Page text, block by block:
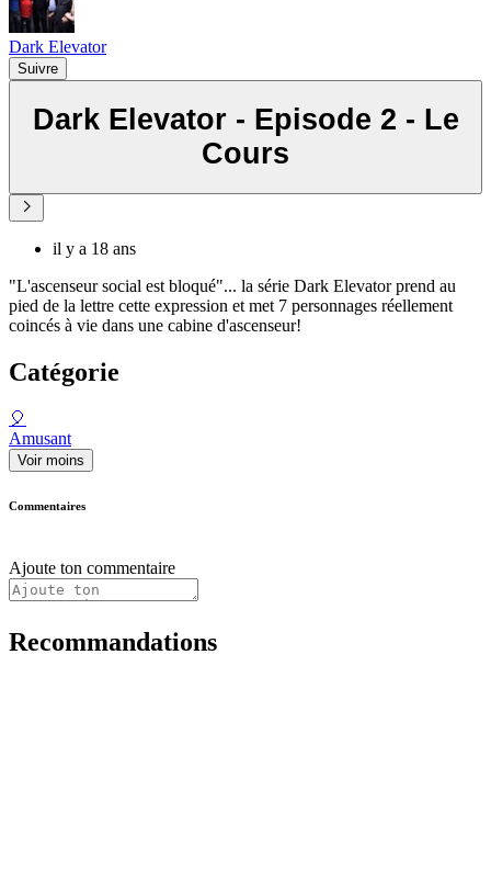
Dark Elevator
Suivre
Dark Elevator - Episode 2 - Le
Cours
il y a 18 ans
"L'ascenseur social est bloqué"... la série Dark Elevator prend au
pied de la lettre cette expression et met 7 personnages réellement
coincés à vie dans une cabine d'ascenseur!
Catégorie
🎈
Amusant
Voir moins
Commentaires
Ajoute ton commentaire
Recommandations